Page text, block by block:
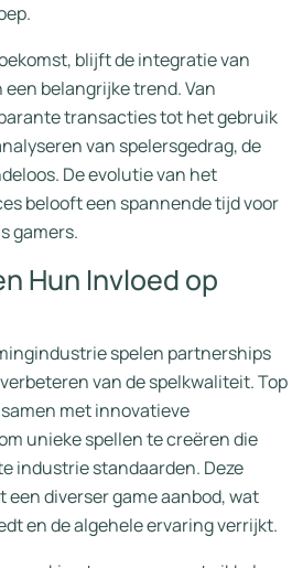
blijft de integratie van
belangrijke trend. Van
transacties tot het gebruik
van spelersgedrag, de
De evolutie van het
belooft een spannende tijd voor
gamers.
Hun Invloed op
spelen partnerships
van de spelkwaliteit. Top
met innovatieve
unieke spellen te creëren die
industrie standaarden. Deze
diverser game aanbod, wat
en de algehele ervaring verrijkt.